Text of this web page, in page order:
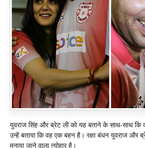
युवराज सिंह और ब्रेट ली को यह बताने के साथ-साथ कि
उन्हें बताया कि वह एक बहन है। रक्षा बंधन युवराज और
मनाया जाने वाला त्योहार है।